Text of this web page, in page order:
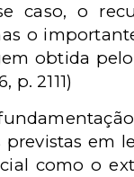
caso, o
o
obtida
2111)
em
como o